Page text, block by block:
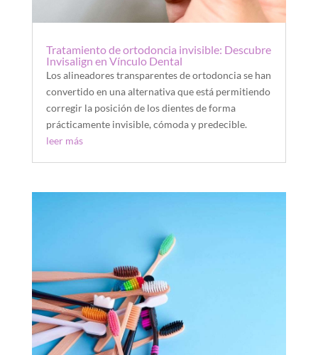
Tratamiento de ortodoncia invisible: Descubre
Invisalign en Vínculo Dental
Los alineadores transparentes de ortodoncia se han
convertido en una alternativa que está permitiendo
corregir la posición de los dientes de forma
prácticamente invisible, cómoda y predecible.
leer más